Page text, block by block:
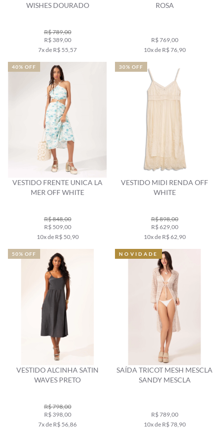
WISHES DOURADO
R$ 789,00
R$ 389,00
7x de R$ 55,57
ROSA
R$ 769,00
10x de R$ 76,90
VESTIDO FRENTE UNICA LA
MER OFF WHITE
R$ 848,00
R$ 509,00
10x de R$ 50,90
40% OFF
VESTIDO MIDI RENDA OFF
WHITE
R$ 898,00
R$ 629,00
10x de R$ 62,90
30% OFF
VESTIDO ALCINHA SATIN
WAVES PRETO
R$ 798,00
R$ 398,00
7x de R$ 56,86
50% OFF
SAÍDA TRICOT MESH MESCLA
SANDY MESCLA
R$ 789,00
10x de R$ 78,90
NOVIDADE